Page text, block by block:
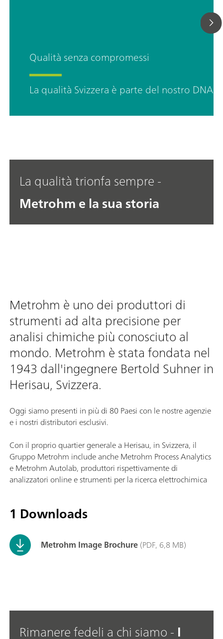
Qualità senza compromessi
La qualità Svizzera è parte del nostro DNA
La qualità trionfa sempre -
Metrohm e la sua storia
Metrohm è uno dei produttori di
strumenti ad alta precisione per
analisi chimiche più conosciuto al
mondo. Metrohm è stata fondata nel
1943 dall'ingegnere Bertold Suhner in
Herisau, Svizzera.
Oggi siamo presenti in più di 80 Paesi con le nostre agenzie
e i nostri distributori esclusivi.
Con il proprio quartier generale a Herisau, in Svizzera, il
Gruppo Metrohm include anche Metrohm Process Analytics
e Metrohm Autolab, produttori rispettivamente di
analizzatori online e strumenti per la ricerca elettrochimica
1 Downloads
Metrohm Image Brochure(PDF, 6,8 MB)
Rimanere fedeli a chi siamo - I